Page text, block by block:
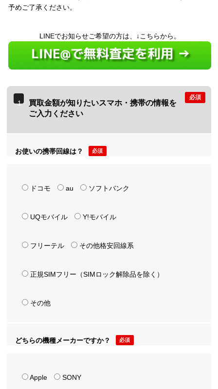
予めご了承ください。
LINEでお知らせご希望の方は、↓こちらから。
1
買取金額が知りたいスマホ・携帯の情報を
ご入力ください
必須
お使いの携帯回線は？ 必須
ドコモ au ソフトバンク
UQモバイル Y!モバイル
フリーテル その他格安回線系
正規SIMフリー（SIMロック解除品を除く）
その他
どちらの機種メーカーですか？ 必須
Apple SONY